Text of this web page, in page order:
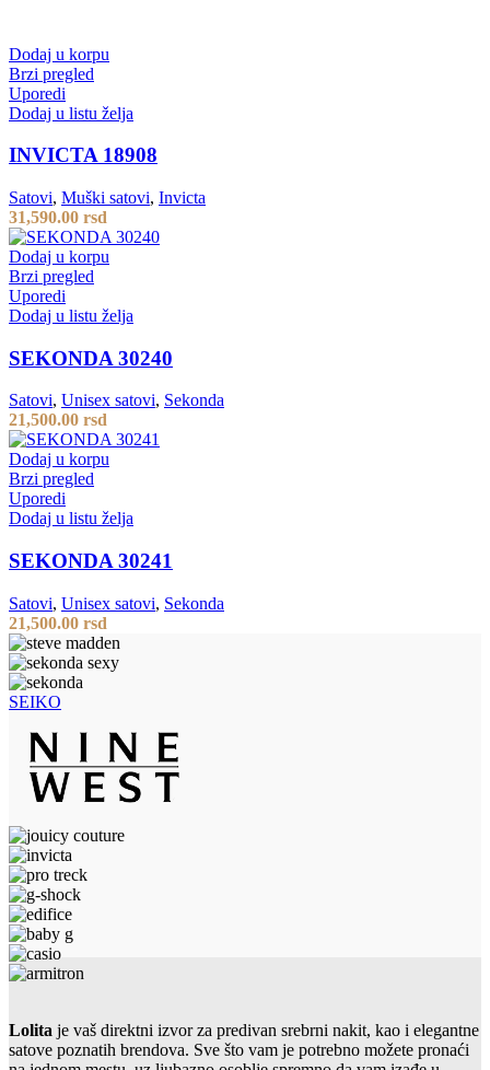
Dodaj u korpu
Brzi pregled
Uporedi
Dodaj u listu želja
INVICTA 18908
Satovi, Muški satovi, Invicta
31,590.00 rsd
Dodaj u korpu
Brzi pregled
Uporedi
Dodaj u listu želja
SEKONDA 30240
Satovi, Unisex satovi, Sekonda
21,500.00 rsd
Dodaj u korpu
Brzi pregled
Uporedi
Dodaj u listu želja
SEKONDA 30241
Satovi, Unisex satovi, Sekonda
21,500.00 rsd
SEIKO
Lolita je vaš direktni izvor za predivan srebrni nakit, kao i elegantne
satove poznatih brendova. Sve što vam je potrebno možete pronaći